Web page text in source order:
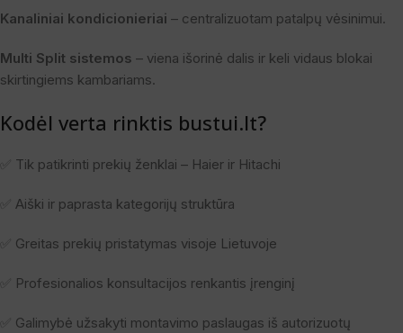
Kanaliniai kondicionieriai – centralizuotam patalpų vėsinimui.
Multi Split sistemos – viena išorinė dalis ir keli vidaus blokai
skirtingiems kambariams.
Kodėl verta rinktis bustui.lt?
✅ Tik patikrinti prekių ženklai – Haier ir Hitachi
✅ Aiški ir paprasta kategorijų struktūra
✅ Greitas prekių pristatymas visoje Lietuvoje
✅ Profesionalios konsultacijos renkantis įrenginį
✅ Galimybė užsakyti montavimo paslaugas iš autorizuotų